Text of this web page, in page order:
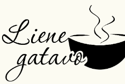
Liene
Gatavo